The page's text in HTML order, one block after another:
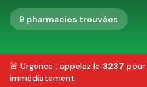
9 pharmacies trouvées
🚨 Urgence : appelez le 3237 pour
immédiatement